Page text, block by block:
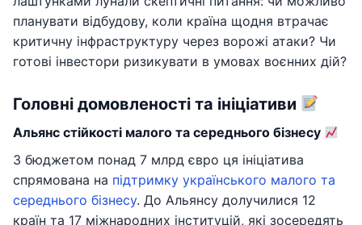
планувати відбудову, коли країна щодня втрачає
критичну інфраструктуру через ворожі атаки? Чи
готові інвестори ризикувати в умовах воєнних дій?
Головні домовленості та ініціативи
Альянс стійкості малого та середнього бізнесу
З бюджетом понад 7 млрд євро ця ініціатива
спрямована на підтримку українського малого та
середнього бізнесу. До Альянсу долучилися 12
країн та 17 міжнародних інституцій, які зосередять